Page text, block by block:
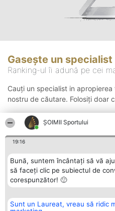
ȘOIMII Sportului
19:16
Bună, suntem încântați să vă
să faceți clic pe subiectul de
corespunzător! 🙂
Sunt un Laureat, vreau să ridic
Gasește un specialist
Ranking-ul îi adună pe cei
Cauți un specialist in
nostru de căutare. Folosiți doar
Organizator Ranking